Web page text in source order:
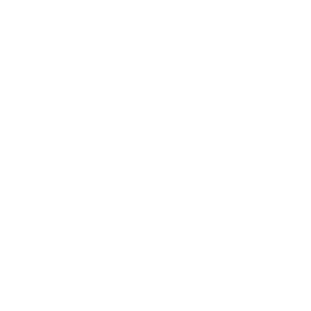
-Demostrar mínimo 3 veces
-Informe comercial Dicom
Para el aval se solicitan los